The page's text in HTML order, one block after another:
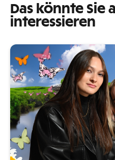
Das könnte Sie
interessieren